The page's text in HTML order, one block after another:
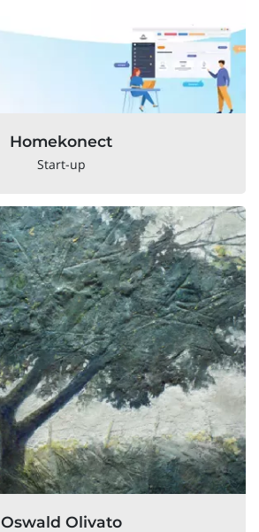
Homekonect
Start-up
Oswald Olivato